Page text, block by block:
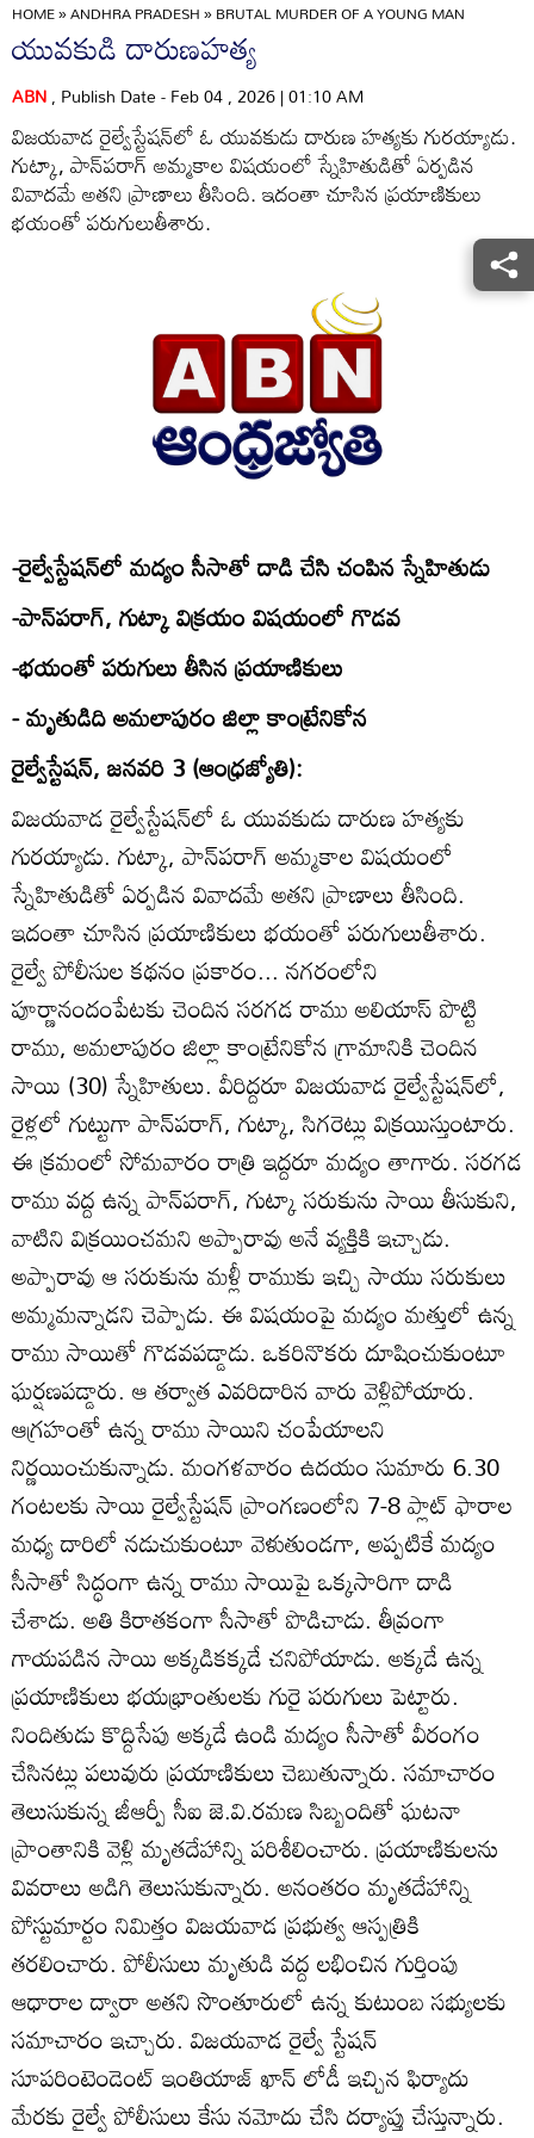
HOME»ANDHRA PRADESH»BRUTAL MURDER OF A YOUNG MAN
యువకుడి దారుణహత్య
ABN, Publish Date - Feb 04 , 2026 | 01:10 AM
విజయవాడ రైల్వేస్టేషన్‌లో ఓ యువకుడు దారుణ హత్యకు గురయ్యాడు.
గుట్కా, పాన్‌పరాగ్‌ అమ్మకాల విషయంలో స్నేహితుడితో ఏర్పడిన
వివాదమే అతని ప్రాణాలు తీసింది. ఇదంతా చూసిన ప్రయాణికులు
భయంతో పరుగులుతీశారు.
-రైల్వేస్టేషన్‌లో మద్యం సీసాతో దాడి చేసి చంపిన స్నేహితుడు
-పాన్‌పరాగ్‌, గుట్కా విక్రయం విషయంలో గొడవ
-భయంతో పరుగులు తీసిన ప్రయాణికులు
- మృతుడిది అమలాపురం జిల్లా కాంట్రేనికోన
రైల్వేస్టేషన్‌, జనవరి 3 (ఆంధ్రజ్యోతి):
విజయవాడ రైల్వేస్టేషన్‌లో ఓ యువకుడు దారుణ హత్యకు
గురయ్యాడు. గుట్కా, పాన్‌పరాగ్‌ అమ్మకాల విషయంలో
స్నేహితుడితో ఏర్పడిన వివాదమే అతని ప్రాణాలు తీసింది.
ఇదంతా చూసిన ప్రయాణికులు భయంతో పరుగులుతీశారు.
రైల్వే పోలీసుల కథనం ప్రకారం... నగరంలోని
పూర్ణానందంపేటకు చెందిన సరగడ రాము అలియాస్‌ పొట్టి
రాము, అమలాపురం జిల్లా కాంట్రేనికోన గ్రామానికి చెందిన
సాయి (30) స్నేహితులు. వీరిద్దరూ విజయవాడ రైల్వేస్టేషన్‌లో,
రైళ్లలో గుట్టుగా పాన్‌పరాగ్‌, గుట్కా, సిగరెట్లు విక్రయిస్తుంటారు.
ఈ క్రమంలో సోమవారం రాత్రి ఇద్దరూ మద్యం తాగారు. సరగడ
రాము వద్ద ఉన్న పాన్‌పరాగ్‌, గుట్కా సరుకును సాయి తీసుకుని,
వాటిని విక్రయించమని అప్పారావు అనే వ్యక్తికి ఇచ్చాడు.
అప్పారావు ఆ సరుకును మళ్లీ రాముకు ఇచ్చి సాయు సరుకులు
అమ్మమన్నాడని చెప్పాడు. ఈ విషయంపై మద్యం మత్తులో ఉన్న
రాము సాయితో గొడవపడ్డాడు. ఒకరినొకరు దూషించుకుంటూ
ఘర్షణపడ్డారు. ఆ తర్వాత ఎవరిదారిన వారు వెళ్లిపోయారు.
ఆగ్రహంతో ఉన్న రాము సాయిని చంపేయాలని
నిర్ణయించుకున్నాడు. మంగళవారం ఉదయం సుమారు 6.30
గంటలకు సాయి రైల్వేస్టేషన్‌ ప్రాంగణంలోని 7-8 ప్లాట్‌ ఫారాల
మధ్య దారిలో నడుచుకుంటూ వెళుతుండగా, అప్పటికే మద్యం
సీసాతో సిద్ధంగా ఉన్న రాము సాయిపై ఒక్కసారిగా దాడి
చేశాడు. అతి కిరాతకంగా సీసాతో పొడిచాడు. తీవ్రంగా
గాయపడిన సాయి అక్కడికక్కడే చనిపోయాడు. అక్కడే ఉన్న
ప్రయాణికులు భయభ్రాంతులకు గురై పరుగులు పెట్టారు.
నిందితుడు కొద్దిసేపు అక్కడే ఉండి మద్యం సీసాతో వీరంగం
చేసినట్లు పలువురు ప్రయాణికులు చెబుతున్నారు. సమాచారం
తెలుసుకున్న జీఆర్పీ సీఐ జె.వి.రమణ సిబ్బందితో ఘటనా
ప్రాంతానికి వెళ్లి మృతదేహాన్ని పరిశీలించారు. ప్రయాణికులను
వివరాలు అడిగి తెలుసుకున్నారు. అనంతరం మృతదేహాన్ని
పోస్టుమార్టం నిమిత్తం విజయవాడ ప్రభుత్వ ఆస్పత్రికి
తరలించారు. పోలీసులు మృతుడి వద్ద లభించిన గుర్తింపు
ఆధారాల ద్వారా అతని సొంతూరులో ఉన్న కుటుంబ సభ్యులకు
సమాచారం ఇచ్చారు. విజయవాడ రైల్వే స్టేషన్‌
సూపరింటెండెంట్‌ ఇంతియాజ్‌ ఖాన్‌ లోడీ ఇచ్చిన ఫిర్యాదు
మేరకు రైల్వే పోలీసులు కేసు నమోదు చేసి దర్యాప్తు చేస్తున్నారు.